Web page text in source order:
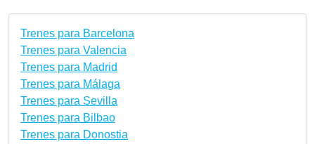
Trenes para Barcelona
Trenes para Valencia
Trenes para Madrid
Trenes para Málaga
Trenes para Sevilla
Trenes para Bilbao
Trenes para Donostia